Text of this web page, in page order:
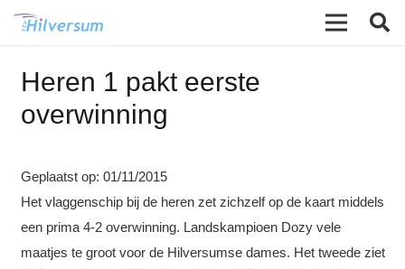
Heren 1 pakt eerste
overwinning
Geplaatst op: 01/11/2015
Het vlaggenschip bij de heren zet zichzelf op de kaart middels
een prima 4-2 overwinning. Landskampioen Dozy vele
maatjes te groot voor de Hilversumse dames. Het tweede ziet